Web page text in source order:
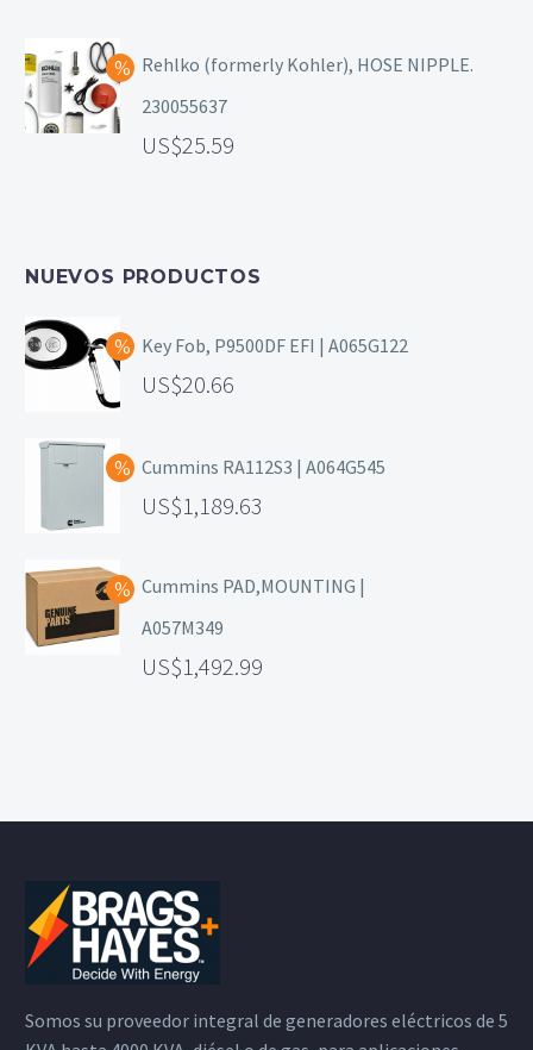
Rehlko (formerly Kohler), HOSE NIPPLE.
230055637
25.59
NUEVOS PRODUCTOS
Key Fob, P9500DF EFI | A065G122
20.66
Cummins RA112S3 | A064G545
1,189.63
Cummins PAD,MOUNTING |
A057M349
1,492.99
Somos su proveedor integral de generadores eléctricos de 5